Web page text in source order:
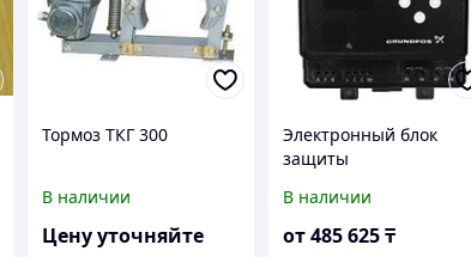
Тормоз ТКГ 300
В наличии
Цену уточняйте
Электронный блок
защиты
Control MP204 Grundfos
В наличии
от485 625₸